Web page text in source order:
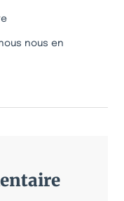
nous en